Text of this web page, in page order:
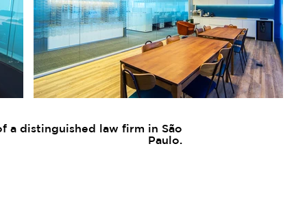
a distinguished law firm in São
Paulo.